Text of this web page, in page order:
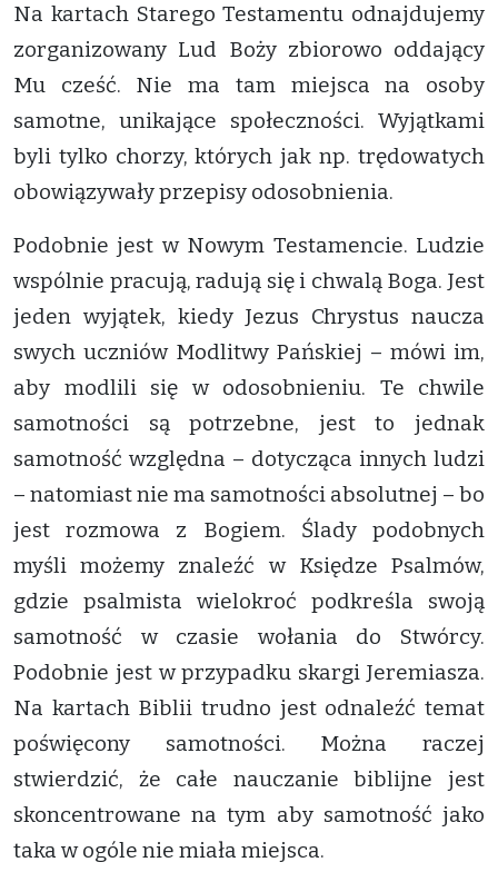
Na kartach Starego Testamentu odnajdujemy
zorganizowany Lud Boży zbiorowo oddający
Mu cześć. Nie ma tam miejsca na osoby
samotne, unikające społeczności. Wyjątkami
byli tylko chorzy, których jak np. trędowatych
obowiązywały przepisy odosobnienia.
Podobnie jest w Nowym Testamencie. Ludzie
wspólnie pracują, radują się i chwalą Boga. Jest
jeden wyjątek, kiedy Jezus Chrystus naucza
swych uczniów Modlitwy Pańskiej – mówi im,
aby modlili się w odosobnieniu. Te chwile
samotności są potrzebne, jest to jednak
samotność względna – dotycząca innych ludzi
– natomiast nie ma samotności absolutnej – bo
jest rozmowa z Bogiem. Ślady podobnych
myśli możemy znaleźć w Księdze Psalmów,
gdzie psalmista wielokroć podkreśla swoją
samotność w czasie wołania do Stwórcy.
Podobnie jest w przypadku skargi Jeremiasza.
Na kartach Biblii trudno jest odnaleźć temat
poświęcony samotności. Można raczej
stwierdzić, że całe nauczanie biblijne jest
skoncentrowane na tym aby samotność jako
taka w ogóle nie miała miejsca.